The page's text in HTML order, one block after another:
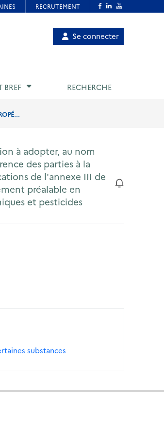
Menu
utilisateur
Se connecter
BREF RECHERCHE
à adopter, au nom
des parties à la
de l'annexe III de
préalable en
et pesticides
substances